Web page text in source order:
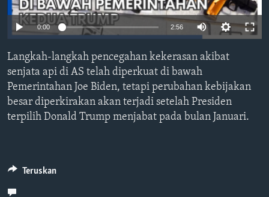
Auto 240p 360p
720p 1080p
0:00 2:56 Auto
480p
Langkah-langkah pencegahan kekerasan akibat
senjata api di AS telah diperkuat di bawah
Pemerintahan Joe Biden, tetapi perubahan kebijakan
besar diperkirakan akan terjadi setelah Presiden
terpilih Donald Trump menjabat pada bulan Januari.
Teruskan